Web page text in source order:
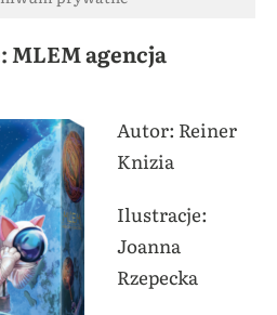
MLEM agencja
Autor: Reiner
Knizia
Ilustracje:
Joanna
Rzepecka